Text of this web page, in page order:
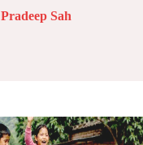
Pradeep Sah